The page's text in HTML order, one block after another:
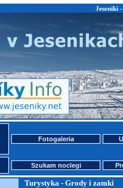
Jeseniki
Fotogaleria
Szukam noclegi
Turystyka - Grody i zamki